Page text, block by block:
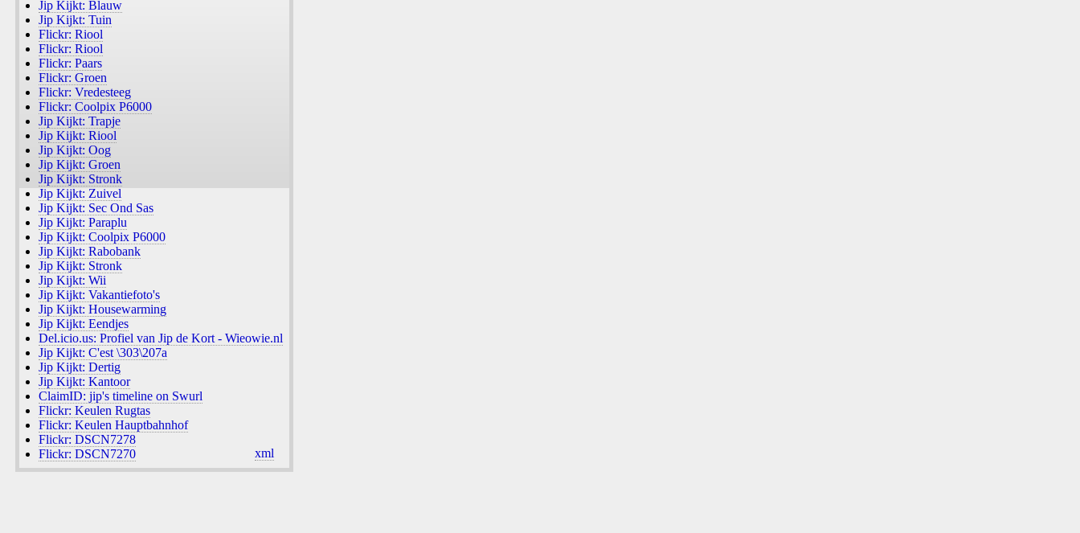
Jip Kijkt: Blauw
Jip Kijkt: Tuin
Flickr: Riool
Flickr: Riool
Flickr: Paars
Flickr: Groen
Flickr: Vredesteeg
Flickr: Coolpix P6000
Jip Kijkt: Trapje
Jip Kijkt: Riool
Jip Kijkt: Oog
Jip Kijkt: Groen
Jip Kijkt: Stronk
Jip Kijkt: Zuivel
Jip Kijkt: Sec Ond Sas
Jip Kijkt: Paraplu
Jip Kijkt: Coolpix P6000
Jip Kijkt: Rabobank
Jip Kijkt: Stronk
Jip Kijkt: Wii
Jip Kijkt: Vakantiefoto's
Jip Kijkt: Housewarming
Jip Kijkt: Eendjes
Del.icio.us: Profiel van Jip de Kort - Wieowie.nl
Jip Kijkt: C'est \303\207a
Jip Kijkt: Dertig
Jip Kijkt: Kantoor
ClaimID: jip's timeline on Swurl
Flickr: Keulen Rugtas
Flickr: Keulen Hauptbahnhof
Flickr: DSCN7278
Flickr: DSCN7270
xml